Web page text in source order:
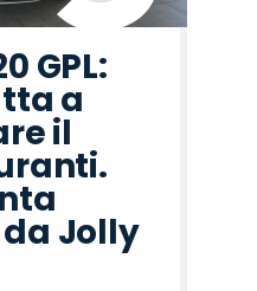
GPL:
a
il
Jolly